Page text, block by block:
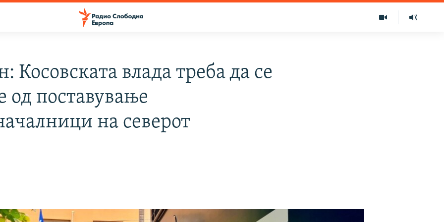
Косовската влада треба да се
од поставување
на северот